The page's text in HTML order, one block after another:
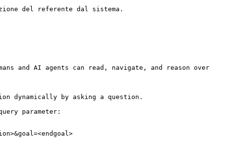
del referente dal sistema.
and AI agents can read, navigate, and reason over
dynamically by asking a question.
parameter: